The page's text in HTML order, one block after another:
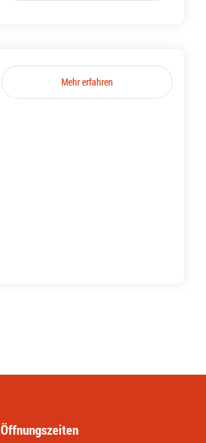
Mehr erfahren
Öffnungszeiten